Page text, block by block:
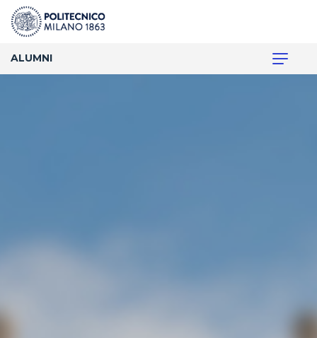
ALUMNI